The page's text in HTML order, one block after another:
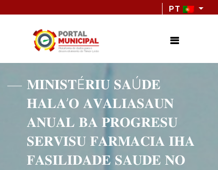
PT
𝐌𝐈𝐍𝐈𝐒𝐓É𝐑𝐈𝐔 𝐒𝐀Ú𝐃𝐄
𝐇𝐀𝐋𝐀’𝐎 𝐀𝐕𝐀𝐋𝐈𝐀𝐒𝐀𝐔𝐍
𝐀𝐍𝐔𝐀𝐋 𝐁𝐀 𝐏𝐑𝐎𝐆𝐑𝐄𝐒𝐔
𝐒𝐄𝐑𝐕𝐈𝐒𝐔 𝐅𝐀𝐑𝐌𝐀𝐂𝐈𝐀 𝐈𝐇𝐀
𝐅𝐀𝐒𝐈𝐋𝐈𝐃𝐀𝐃𝐄 𝐒𝐀𝐔𝐃𝐄 𝐍𝐎